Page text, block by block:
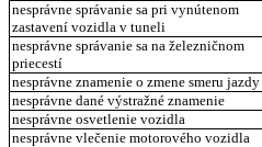
nesprávne správanie sa pri vynútenom
zastavení vozidla v tuneli
nesprávne správanie sa na železničnom
priecestí
nesprávne znamenie o zmene smeru jazdy
nesprávne dané výstražné znamenie
nesprávne osvetlenie vozidla
nesprávne vlečenie motorového vozidla